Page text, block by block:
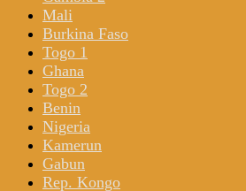
Mali
Burkina Faso
Togo 1
Ghana
Togo 2
Benin
Nigeria
Kamerun
Gabun
Rep. Kongo